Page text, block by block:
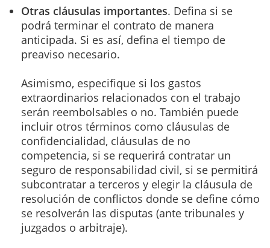
Otras cláusulas importantes. Defina si se
podrá terminar el contrato de manera
anticipada. Si es así, defina el tiempo de
preaviso necesario.
Asimismo, especifique si los gastos
extraordinarios relacionados con el trabajo
serán reembolsables o no. También puede
incluir otros términos como cláusulas de
confidencialidad, cláusulas de no
competencia, si se requerirá contratar un
seguro de responsabilidad civil, si se permitirá
subcontratar a terceros y elegir la cláusula de
resolución de conflictos donde se define cómo
se resolverán las disputas (ante tribunales y
juzgados o arbitraje).